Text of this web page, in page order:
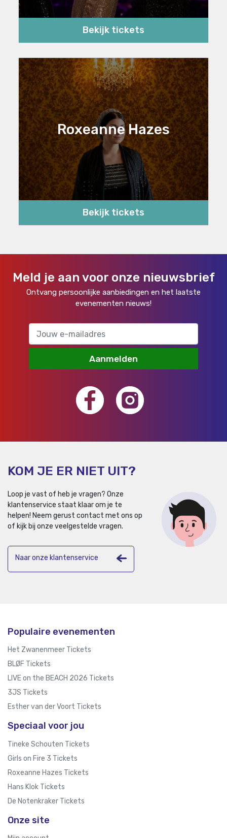
Bekijk tickets
Roxeanne Hazes
Bekijk tickets
Meld je aan voor onze nieuwsbrief
Ontvang persoonlijke aanbiedingen en het laatste
evenementen nieuws!
Aanmelden
KOM JE ER NIET UIT?
Loop je vast of heb je vragen? Onze
klantenservice staat klaar om je te
helpen! Neem gerust contact met ons op
of kijk bij onze veelgestelde vragen.
Naar onze klantenservice
Populaire evenementen
Het Zwanenmeer Tickets
BLØF Tickets
LIVE on the BEACH 2026 Tickets
3JS Tickets
Esther van der Voort Tickets
Speciaal voor jou
Tineke Schouten Tickets
Girls on Fire 3 Tickets
Roxeanne Hazes Tickets
Hans Klok Tickets
De Notenkraker Tickets
Onze site